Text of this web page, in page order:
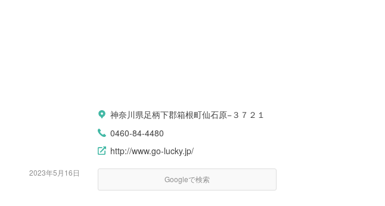
2023年5月16日
神奈川県足柄下郡箱根町仙石原−３７２１
0460-84-4480
http://www.go-lucky.jp/
Googleで検索